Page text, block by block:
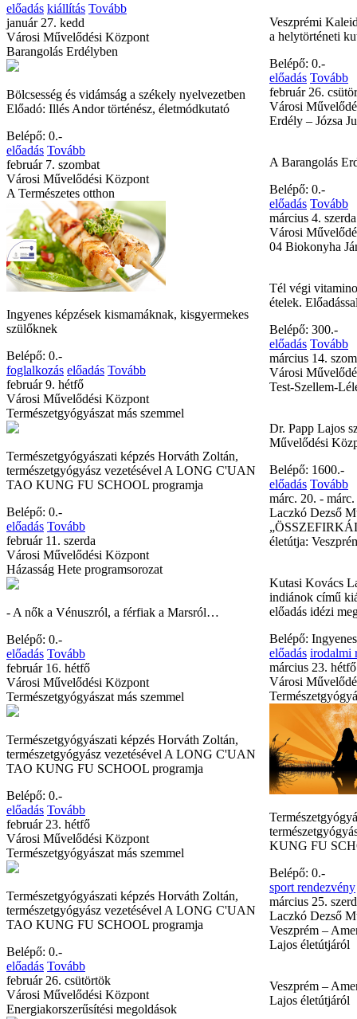
előadás kiállítás Tovább
január 27. kedd
Városi Művelődési Központ
Barangolás Erdélyben
Bölcsesség és vidámság a székely nyelvezetben
Előadó: Illés Andor történész, életmódkutató
Belépő: 0.-
előadás Tovább
február 7. szombat
Városi Művelődési Központ
A Természetes otthon
Ingyenes képzések kismamáknak, kisgyermekes
szülőknek
Belépő: 0.-
foglalkozás előadás Tovább
február 9. hétfő
Városi Művelődési Központ
Természetgyógyászat más szemmel
Természetgyógyászati képzés Horváth Zoltán,
természetgyógyász vezetésével A LONG C'UAN
TAO KUNG FU SCHOOL programja
Belépő: 0.-
előadás Tovább
február 11. szerda
Városi Művelődési Központ
Házasság Hete programsorozat
- A nők a Vénuszról, a férfiak a Marsról…
Belépő: 0.-
előadás Tovább
február 16. hétfő
Városi Művelődési Központ
Természetgyógyászat más szemmel
Természetgyógyászati képzés Horváth Zoltán,
természetgyógyász vezetésével A LONG C'UAN
TAO KUNG FU SCHOOL programja
Belépő: 0.-
előadás Tovább
február 23. hétfő
Városi Művelődési Központ
Természetgyógyászat más szemmel
Természetgyógyászati képzés Horváth Zoltán,
természetgyógyász vezetésével A LONG C'UAN
TAO KUNG FU SCHOOL programja
Belépő: 0.-
előadás Tovább
február 26. csütörtök
Városi Művelődési Központ
Energiakorszerűsítési megoldások
Veszprémi
a helytörténeti
Belépő: 0.-
előadás Tovább
február 26.
Városi
Erdély – Józsa
A Barangolás
Belépő: 0.-
előadás Tovább
március 4. szerda
Városi
04 Biokonyha
Tél végi
ételek.
Belépő: 300.-
előadás Tovább
március 14.
Városi
Test-Szellem-
Dr. Papp Lajos
Művelődési
Belépő: 1600.-
előadás Tovább
márc. 20. -
Laczkó Dezső
életútja:
Kutasi Kovács
indiánok című
előadás idézi
Belépő: Ingyenes
előadás irodalmi
március 23. hétfő
Városi
KUNG FU
Belépő: 0.-
sport rendezvény
március 25.
Laczkó Dezső
Veszprém –
Lajos életútjáról
Veszprém –
Lajos életútjáról